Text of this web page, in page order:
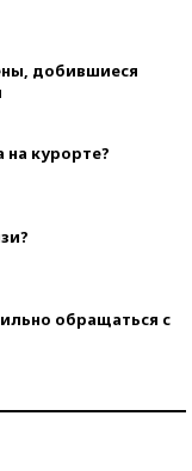
добившиеся
на курорте?
обращаться с